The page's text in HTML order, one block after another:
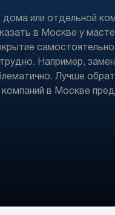
дома или отдельной
в Москве у
Например,
Лучше
компаний в Москве